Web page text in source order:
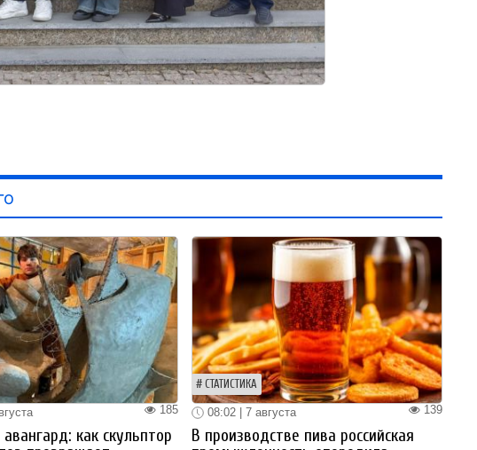
185
как скульптор
СТАТИСТИКА
139
08:02 | 7 августа
В производстве пива российская